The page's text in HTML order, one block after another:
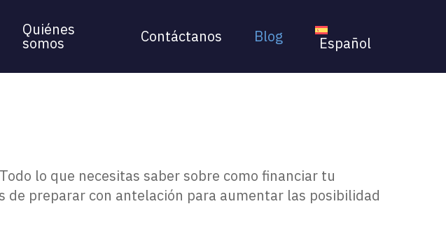
Quiénes
somos Contáctanos Blog Español
lo que necesitas saber sobre como financiar tu
preparar con antelación para aumentar las posibilidad